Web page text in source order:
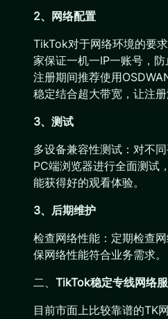
2、网络配置
TikTok对于网络环境的要
家保证一机一IP一账号，
注册期间推荐使用
稳定结合超大带宽，让注册
3、测试
多设备兼容性测试：对不
PC端浏览器进行全面测试
能获得好的观看体验。
3、后期维护
检查网络性能：定期检查
保网络性能符合业务需求。
二、 TikTok稳定专线网络
目前市面上比较靠谱的TK